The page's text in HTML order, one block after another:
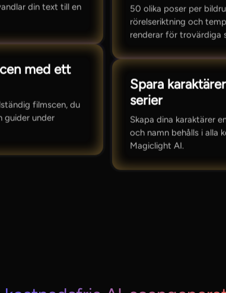
din text till en
med ett
filmscen, du
guider under
50 olika poser per
rörelseriktning och
renderar för trovärdiga
Spara
serier
Skapa dina karaktärer
och namn behålls i alla
Magiclight AI.